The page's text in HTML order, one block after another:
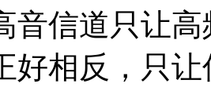
音信道只让
好相反，只